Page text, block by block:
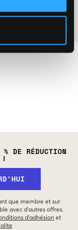
DE RÉDUCTION
!
que membre et sur
avec d'autres offres.
d'adhésion et